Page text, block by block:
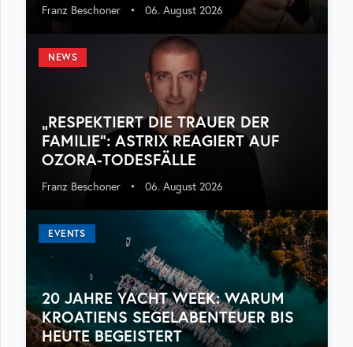
Franz Beschoner • 06. August 2026
NEWS
„RESPEKTIERT DIE TRAUER DER
FAMILIE“: ASTRIX REAGIERT AUF
OZORA-TODESFÄLLE
Franz Beschoner • 06. August 2026
EVENTS
20 JAHRE YACHT WEEK: WARUM
KROATIENS SEGELABENTEUER BIS
HEUTE BEGEISTERT